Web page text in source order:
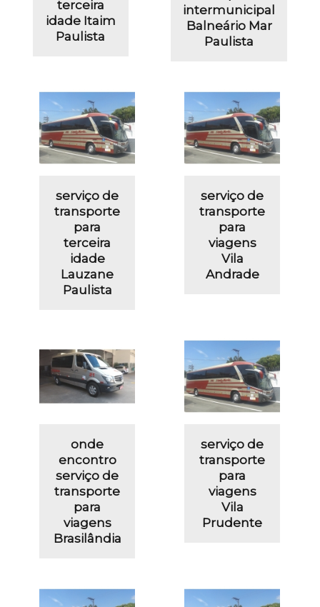
terceira
idade Itaim
Paulista
intermunicipal
Balneário Mar
Paulista
serviço de
transporte
para
terceira
idade
Lauzane
Paulista
serviço de
transporte
para
viagens
Vila
Andrade
onde
encontro
serviço de
transporte
para
viagens
Brasilândia
serviço de
transporte
para
viagens
Vila
Prudente